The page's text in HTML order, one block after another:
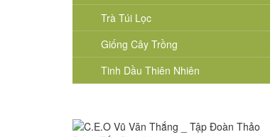
Trà Túi Lọc
Giống Cây Trồng
Tinh Dầu Thiên Nhiên